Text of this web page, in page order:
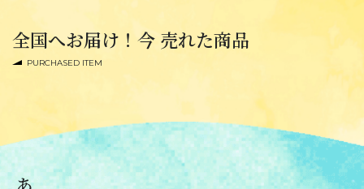
全国へお届け！今 売れた商品
PURCHASED ITEM